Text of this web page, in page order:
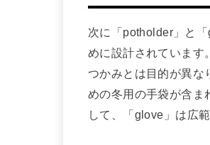
次に「potholder」と
めに設計されています
つかみとは目的が異な
めの冬用の手袋が含ま
して、「glove」は広